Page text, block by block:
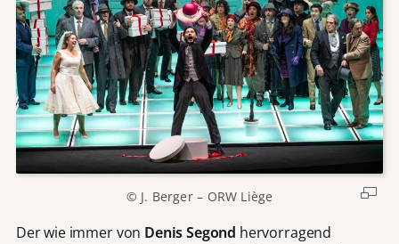
© J. Berger – ORW Liège
Der wie immer von Denis Segond hervorragend